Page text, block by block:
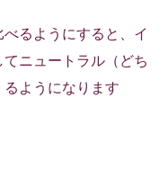
るようにすると、イ
ニュートラル（どち
ようになります